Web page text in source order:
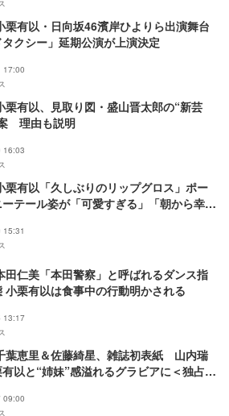
栗有以・日向坂46濱岸ひよりら出演舞台
タクシー」延期公演が上演決定
17:00
栗有以、見取り図・盛山晋太郎の“新芸
理由も説明
16:03
栗有以「久しぶりのリップグロス」ポー
テール姿が「可愛すぎる」「朝から幸
15:31
田仁美「本田警察」と呼ばれるダンス指
小栗有以は食事中の行動明かされる
13:17
葉恵里＆佐藤綺星、雑誌初表紙 山内瑞
以と“姉妹”感溢れるグラビアに＜独占カ
09:00